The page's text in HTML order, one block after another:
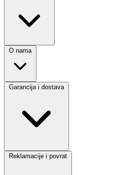
O nama
Garancija i dostava
Reklamacije i povrat